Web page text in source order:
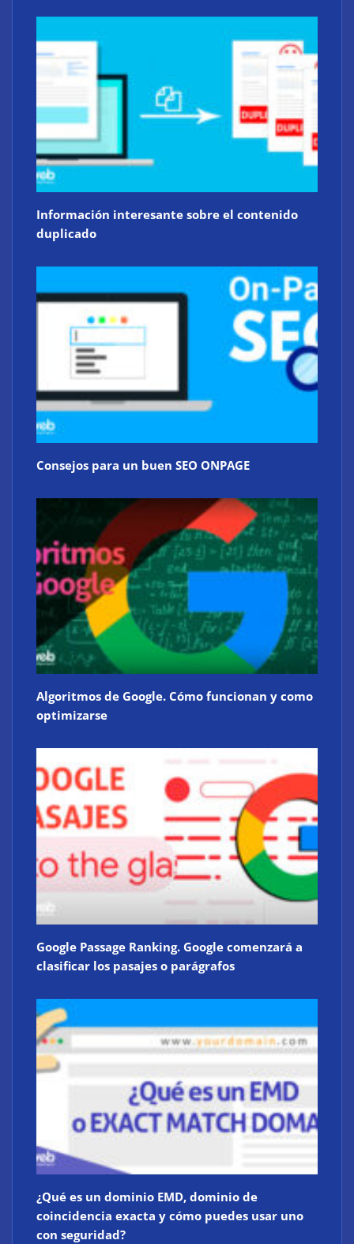
Información interesante sobre el contenido
duplicado
Consejos para un buen SEO ONPAGE
Algoritmos de Google. Cómo funcionan y como
optimizarse
Google Passage Ranking. Google comenzará a
clasificar los pasajes o parágrafos
¿Qué es un dominio EMD, dominio de
coincidencia exacta y cómo puedes usar uno
con seguridad?